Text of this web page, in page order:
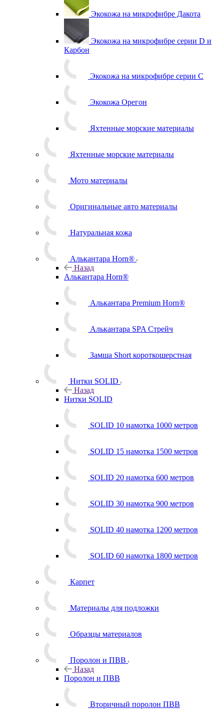
Экокожа на микрофибре Дакота
Экокожа на микрофибре серии D и
Карбон
Экокожа на микрофибре серии С
Экокожа Орегон
Яхтенные морские материалы
Яхтенные морские материалы
Мото материалы
Оригинальные авто материалы
Натуральная кожа
Алькантара Horn®
Назад
Алькантара Horn®
Алькантара Premium Horn®
Алькантара SPA Стрейч
Замша Short короткошерстная
Нитки SOLID
Назад
Нитки SOLID
SOLID 10 намотка 1000 метров
SOLID 15 намотка 1500 метров
SOLID 20 намотка 600 метров
SOLID 30 намотка 900 метров
SOLID 40 намотка 1200 метров
SOLID 60 намотка 1800 метров
Карпет
Материалы для подложки
Образцы материалов
Поролон и ПВВ
Назад
Поролон и ПВВ
Вторичный поролон ПВВ